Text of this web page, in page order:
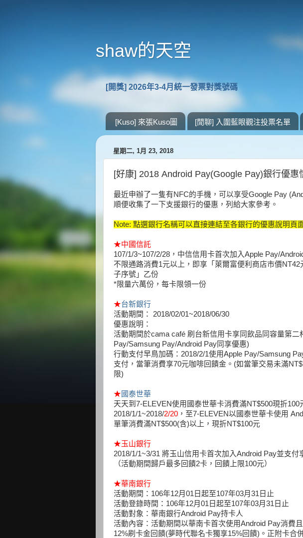
shaw的天空
[開獎] 2026年3-4月統一發票對獎號碼
[Kuso] 來張Kuso圖 [閒聊] 入圍藍眼觀注投票名單
星期二, 1月 23, 2018
[好康] 2018 Android Pay(Google Pay)銀行優惠
最近申辦了一隻有NFC的手機，可以享受Google Pay
順便收集了一下支援銀行的優惠，列給大家參考。
Note: 點選銀行名稱可以直接連結至各銀行的優惠說明頁
★中國信託
107/1/3~107/2/28，中信信用卡首次加入Apple Pay/
不限通路消費1元以上，即享「萊爾富便利商店市價
子序號」乙份
*限量六萬份，每卡限領一份
★台新銀行
活動期間： 2018/02/01~2018/06/30
優惠說明：
活動期間於cama café 刷台新信用卡享同飲品同容量第二
Pay/Samsung Pay/Android Pay同享優惠)
行動支付早鳥加碼：2018/2/1使用Apple Pay/Samsung
支付，當筆消費享70元咖啡回饋金。(如當筆交易未滿
限)
★ 國泰世華
天天到7-ELEVEN使用國泰世華卡消費滿NT$500現折100
2018/1/1~2018/2/20 ，至7-ELEVEN以國泰世華卡使用
單筆消費滿NT$500(含)以上，現折NT$100元
★玉山銀行
2018/1/1~3/31 將玉山信用卡首次加入Android Pay並支付
（活動期間歸戶最多回饋2卡，回饋上限100元）
★華南銀行
活動期間：106年12月01日起至107年03月31日止
活動登錄時間：106年12月01日起至107年03月31日止
活動對象：華南銀行Android Pay持卡人
活動內容：活動期間以華南卡首次使用Android Pay消費
12%刷卡金回饋(夢時代聯名卡獨享15%回饋)。正附卡合